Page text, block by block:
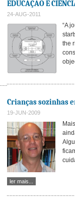
EDUCAÇÃO E
24-AUG-2011
“A
the
Crianças sozinhas
19-JUN-2009
ler mais...